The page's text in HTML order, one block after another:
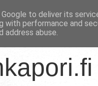
to deliver its
with performance and
abuse.